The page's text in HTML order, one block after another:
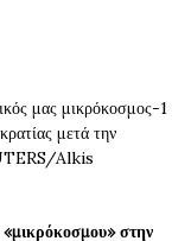
μετά την
Alkis
«μικρόκοσμου» στην